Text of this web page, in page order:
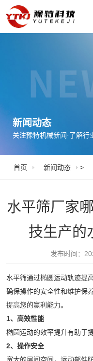
页
产
展
筛
水
平
椭
动
用
精
色
碎
心
分
新闻动态
关注豫特机械新闻·了解行
首页 新闻动态 >
水平筛厂家
技生产的
发布时间：
水平筛通过椭圆运动轨迹提
确保操作的安全性和维护保
提高您的赢利能力。
1、高效性能
椭圆运动的效率提升有助于
2、操作安全